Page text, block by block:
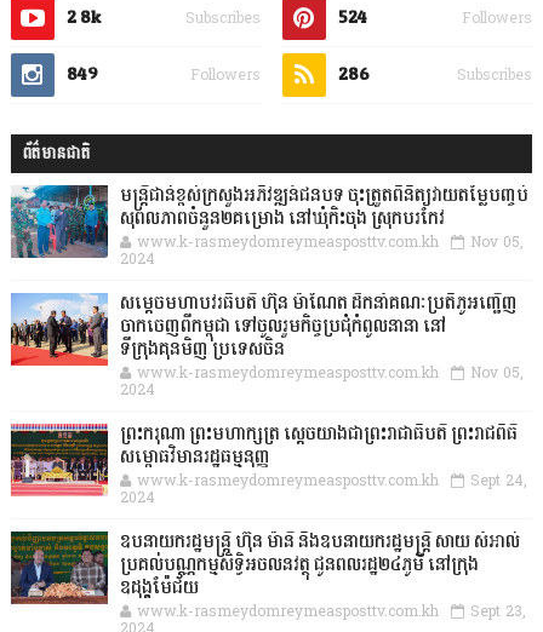
2.8k Subscribes 524 Followers
849 Followers 286 Subscribes
ព័ត៌មានជាតិ
មន្ត្រីជាន់ខ្ពស់ក្រសួងអភិវឌ្ឍន៍ជនបទ ចុះត្រួតពិនិត្យវាយតម្លៃបញ្ចប់
សុពលភាពចំនួន២គម្រោង នៅឃុំកិះចុង ស្រុកបរកែវ
www.k-rasmeydomreymeasposttv.com.kh Nov 05,
2024
សម្តេចមហាបវរធិបតី ហ៊ុន ម៉ាណែត ដឹកនាំគណៈប្រតិភូអញ្ជើញ
ចាកចេញពីកម្ពុជា ទៅចូលរួមកិច្ចប្រជុំកំពូលនានា នៅ
ទីក្រុងគុនមិញ ប្រទេសចិន
www.k-rasmeydomreymeasposttv.com.kh Nov 05,
2024
ព្រះករុណា ព្រះមហាក្សត្រ ស្តេចយាងជាព្រះរាជាធិបតី ព្រះរាជពិធី
សម្ពោធវិមានរដ្ឋធម្មនុញ្ញ
www.k-rasmeydomreymeasposttv.com.kh Sept 24,
2024
ឧបនាយករដ្ឋមន្ដ្រី ហ៊ុន ម៉ានី និងឧបនាយករដ្ឋមន្ដ្រី សាយ សំអាល់
ប្រគល់បណ្ណកម្មសិទ្ធិអចលនវត្ថុ ជូនពលរដ្ឋ២៤ភូមិ នៅក្រុង
ឧដុង្គម៉ែជ័យ
www.k-rasmeydomreymeasposttv.com.kh Sept 23,